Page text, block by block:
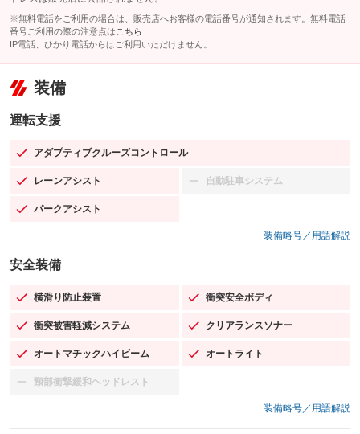
※無料電話をご利用の場合は、販売店へお客様の電話番号が通知されます。無料電話
番号ご利用の際の注意点は こちら
IP電話、ひかり電話からはご利用いただけません。
装備
運転支援
アダプティブクルーズコントロール
：装備あり
レーンアシスト
：装備あり 自動駐車システム
：装備なし
パークアシスト
：装備あり
装備略号／用語解説
安全装備
横滑り防止装置
：装備あり 衝突安全ボディ
：装備あり
衝突被害軽減システム
：装備あり クリアランスソナー
：装備あり
オートマチックハイビーム
：装備あり オートライト
：装備あり
頸部衝撃緩和ヘッドレスト
：装備なし
装備略号／用語解説